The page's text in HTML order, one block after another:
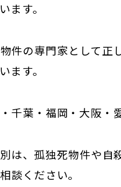
ます。
件の専門家として
ます。
千葉・福岡・大阪・
は、孤独死物件や
談ください。